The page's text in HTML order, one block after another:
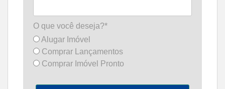
O que você deseja?*
Alugar Imóvel
Comprar Lançamentos
Comprar Imóvel Pronto